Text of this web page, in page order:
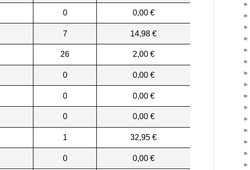
0 0,00 €
7 14,98 €
26 2,00 €
0 0,00 €
0 0,00 €
0 0,00 €
1 32,95 €
0 0,00 €
►
►
►
►
►
►
►
►
►
►
►
►
►
►
►